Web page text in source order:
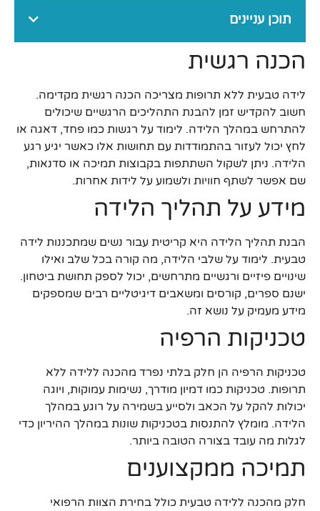
תוכן עניינים
הכנה רגשית
לידה טבעית ללא תרופות מצריכה הכנה רגשית מקדימה.
חשוב להקדיש זמן להבנת התהליכים הרגשיים שיכולים
להתרחש במהלך הלידה. לימוד על רגשות כמו פחד, דאגה או
לחץ יכול לעזור בהתמודדות עם תחושות אלו כאשר יגיע רגע
הלידה. ניתן לשקול השתתפות בקבוצות תמיכה או סדנאות,
שם אפשר לשתף חוויות ולשמוע על לידות אחרות.
מידע על תהליך הלידה
הבנת תהליך הלידה היא קריטית עבור נשים שמתכננות לידה
טבעית. לימוד על שלבי הלידה, מה קורה בכל שלב ואילו
שינויים פיזיים ורגשיים מתרחשים, יכול לספק תחושת ביטחון.
ישנם ספרים, קורסים ומשאבים דיגיטליים רבים שמספקים
מידע מעמיק על נושא זה.
טכניקות הרפיה
טכניקות הרפיה הן חלק בלתי נפרד מהכנה ללידה ללא
תרופות. טכניקות כמו דמיון מודרך, נשימות עמוקות, ויוגה
יכולות להקל על הכאב ולסייע בשמירה על רוגע במהלך
הלידה. מומלץ להתנסות בטכניקות שונות במהלך ההיריון כדי
לגלות מה עובד בצורה הטובה ביותר.
תמיכה ממקצוענים
חלק מהכנה ללידה טבעית כולל בחירת הצוות הרפואי